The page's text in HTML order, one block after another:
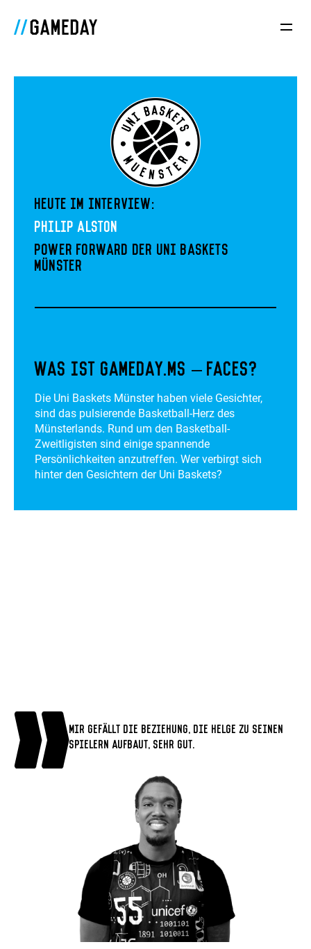
Heute im Interview:
Philip Alston
Power Forward der Uni Baskets
Münster
Was ist gameday.ms – faces?
Die Uni Baskets Münster haben viele Gesichter,
sind das pulsierende Basketball-Herz des
Münsterlands. Rund um den Basketball-
Zweitligisten sind einige spannende
Persönlichkeiten anzutreffen. Wer verbirgt sich
hinter den Gesichtern der Uni Baskets?
Mir gefällt die Beziehung, die Helge zu seinen
Spielern aufbaut, sehr gut.